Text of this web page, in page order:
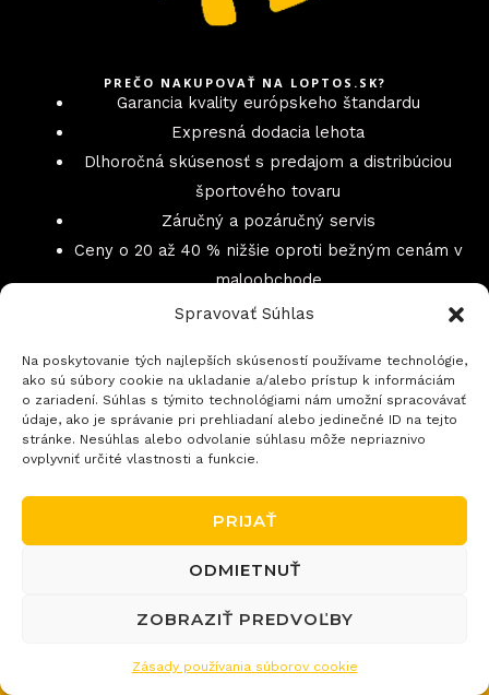
Spravovať Súhlas
Na poskytovanie tých najlepších skúseností používame technológie,
ako sú súbory cookie na ukladanie a/alebo prístup k informáciám
o zariadení. Súhlas s týmito technológiami nám umožní spracovávať
údaje, ako je správanie pri prehliadaní alebo jedinečné ID na tejto
stránke. Nesúhlas alebo odvolanie súhlasu môže nepriaznivo
ovplyvniť určité vlastnosti a funkcie.
PRIJAŤ
ODMIETNUŤ
ZOBRAZIŤ PREDVOĽBY
Zásady používania súborov cookie
PREČO NAKUPOVAŤ NA LOPTOS.SK?
Garancia kvality európskeho štandardu
Expresná dodacia lehota
Dlhoročná skúsenosť s predajom a distribúciou
športového tovaru
Záručný a pozáručný servis
Ceny o 20 až 40 % nižšie oproti bežným cenám v
maloobchode
E-SHOP
Všetky produkty
PRE ZÁKAZNÍKOV